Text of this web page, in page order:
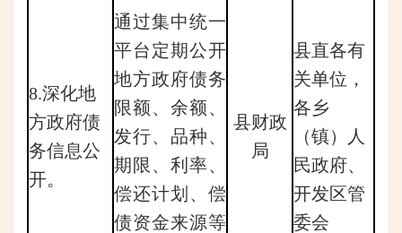
8.深化地
方政府债
务信息公
开。
通过集中统一
平台定期公开
地方政府债务
限额、余额、
发行、品种、
期限、利率、
偿还计划、偿
债资金来源等
县财政
局
县直各有
关单位，
各乡
（镇）人
民政府、
开发区管
委会